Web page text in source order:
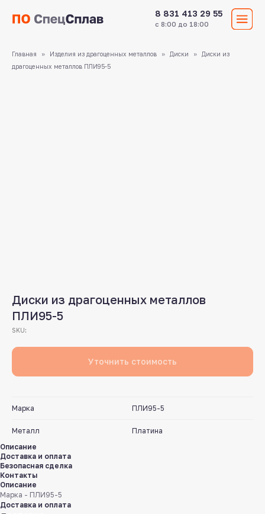
8 831 413 29 55
Главная Изделия из драгоценных металлов Диски
Диски из
драгоценных металлов ПЛИ95-5
Диски из драгоценных металлов
ПЛИ95-5
SKU:
Уточнить стоимость
Марка ПЛИ95-5
Металл
Платина
Описание
Доставка и оплата
Безопасная сделка
Контакты
Описание
Марка - ПЛИ95-5
Доставка и оплата